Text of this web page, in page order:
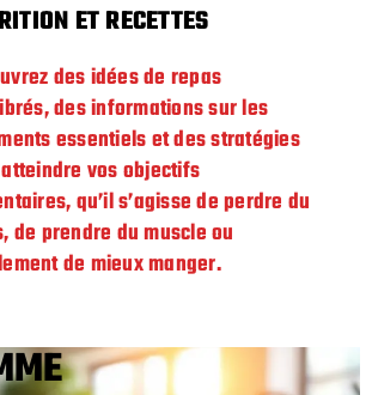
ET RECETTES
des idées de repas
des informations sur les
essentiels et des stratégies
vos objectifs
qu’il s’agisse de perdre du
de prendre du muscle ou
de mieux manger.